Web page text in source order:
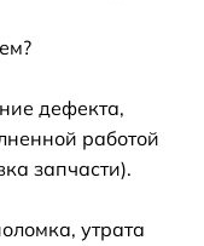
дефекта,
работой
запчасти).
утрата